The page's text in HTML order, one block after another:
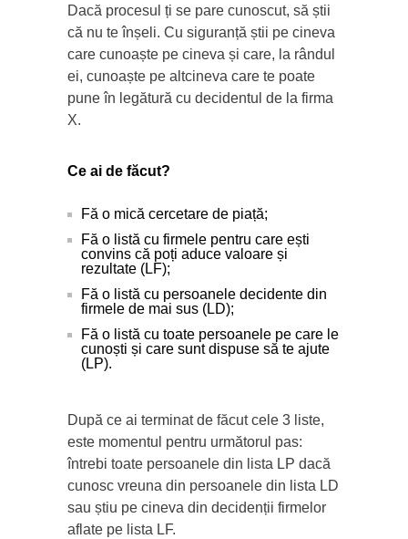
Dacă procesul ți se pare cunoscut, să știi
că nu te înșeli. Cu siguranță știi pe cineva
care cunoaște pe cineva și care, la rândul
ei, cunoaște pe altcineva care te poate
pune în legătură cu decidentul de la firma
X.
Ce ai de făcut?
Fă o mică cercetare de piață;
Fă o listă cu firmele pentru care ești
convins că poți aduce valoare și
rezultate (LF);
Fă o listă cu persoanele decidente din
firmele de mai sus (LD);
Fă o listă cu toate persoanele pe care le
cunoști și care sunt dispuse să te ajute
(LP).
După ce ai terminat de făcut cele 3 liste,
este momentul pentru următorul pas:
întrebi toate persoanele din lista LP dacă
cunosc vreuna din persoanele din lista LD
sau știu pe cineva din decidenții firmelor
aflate pe lista LF.